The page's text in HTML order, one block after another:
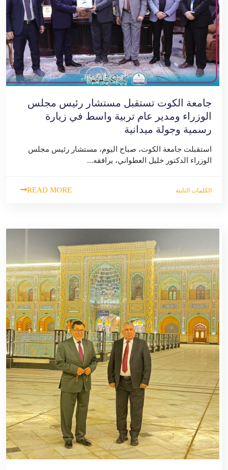
جامعة الكوت تستقبل مستشار رئيس مجلس
الوزراء ومدير عام تربية واسط في زيارة
رسمية وجولة ميدانية
الوزراء الدكتور خليل العطواني، يرافقه...
الكلمات الثابتة READ MORE